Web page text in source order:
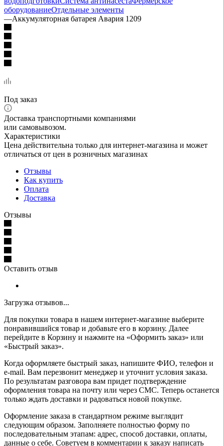
оборудованиеОтдельные элементы
—Аккумуляторная батарея Авария 1209
Под заказ
Доставка транспортными компаниями
или самовывозом.
Характеристики
Цена действительна только для интернет-магазина и может
отличаться от цен в розничных магазинах
Отзывы
Как купить
Оплата
Доставка
Отзывы
Оставить отзыв
Загрузка отзывов...
Для покупки товара в нашем интернет-магазине выберите
понравившийся товар и добавьте его в корзину. Далее
перейдите в Корзину и нажмите на «Оформить заказ» или
«Быстрый заказ».
Когда оформляете быстрый заказ, напишите ФИО, телефон и
e-mail. Вам перезвонит менеджер и уточнит условия заказа.
По результатам разговора вам придет подтверждение
оформления товара на почту или через СМС. Теперь останется
только ждать доставки и радоваться новой покупке.
Оформление заказа в стандартном режиме выглядит
следующим образом. Заполняете полностью форму по
последовательным этапам: адрес, способ доставки, оплаты,
данные о себе. Советуем в комментарии к заказу написать